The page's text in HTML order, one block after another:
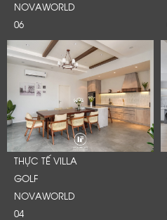
NOVAWORLD
06
THỰC TẾ VILLA
GOLF
NOVAWORLD
04